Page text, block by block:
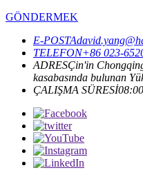
GÖNDERMEK
E-POSTA
TELEFON+86 023-
ADRESÇin'in
kasabasında bulunan
ÇALIŞMA SÜRESİ